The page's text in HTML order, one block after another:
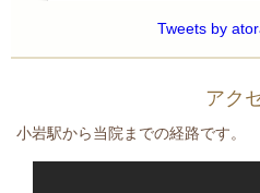
この投稿を
Tweets by
アク
小岩駅から当院までの経路です。